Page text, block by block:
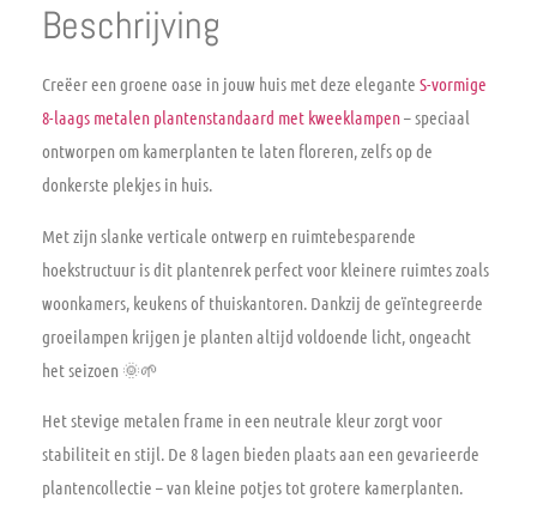
Beschrijving
Creëer een groene oase in jouw huis met deze elegante S-vormige
8-laags metalen plantenstandaard met kweeklampen– speciaal
ontworpen om kamerplanten te laten floreren, zelfs op de
donkerste plekjes in huis.
Met zijn slanke verticale ontwerp en ruimtebesparende
hoekstructuur is dit plantenrek perfect voor kleinere ruimtes zoals
woonkamers, keukens of thuiskantoren. Dankzij de geïntegreerde
groeilampen krijgen je planten altijd voldoende licht, ongeacht
het seizoen 🌞🌱
Het stevige metalen frame in een neutrale kleur zorgt voor
stabiliteit en stijl. De 8 lagen bieden plaats aan een gevarieerde
plantencollectie – van kleine potjes tot grotere kamerplanten.